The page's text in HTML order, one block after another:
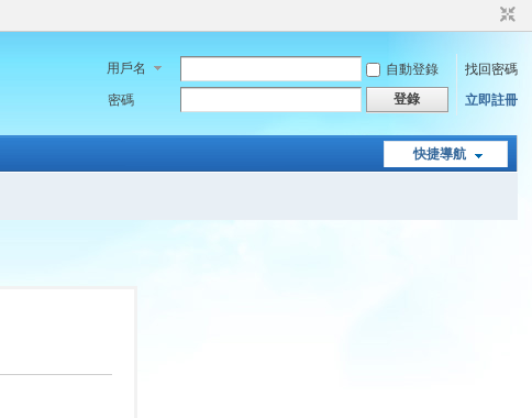
用戶名 自動登錄
找回密碼
密碼
登錄 立即註冊
快捷導航